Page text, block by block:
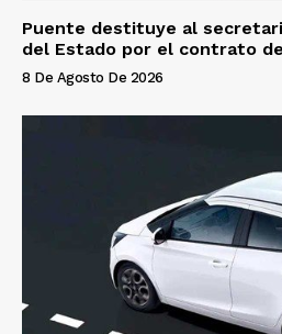
Puente destituye al
del Estado por el contrato
8 De Agosto De 2026